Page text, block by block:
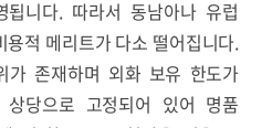
됩니다. 따라서 동남아나 유럽
적 메리트가 다소 떨어집니다.
가 존재하며 외화 보유 한도가
당으로 고정되어 있어 명품